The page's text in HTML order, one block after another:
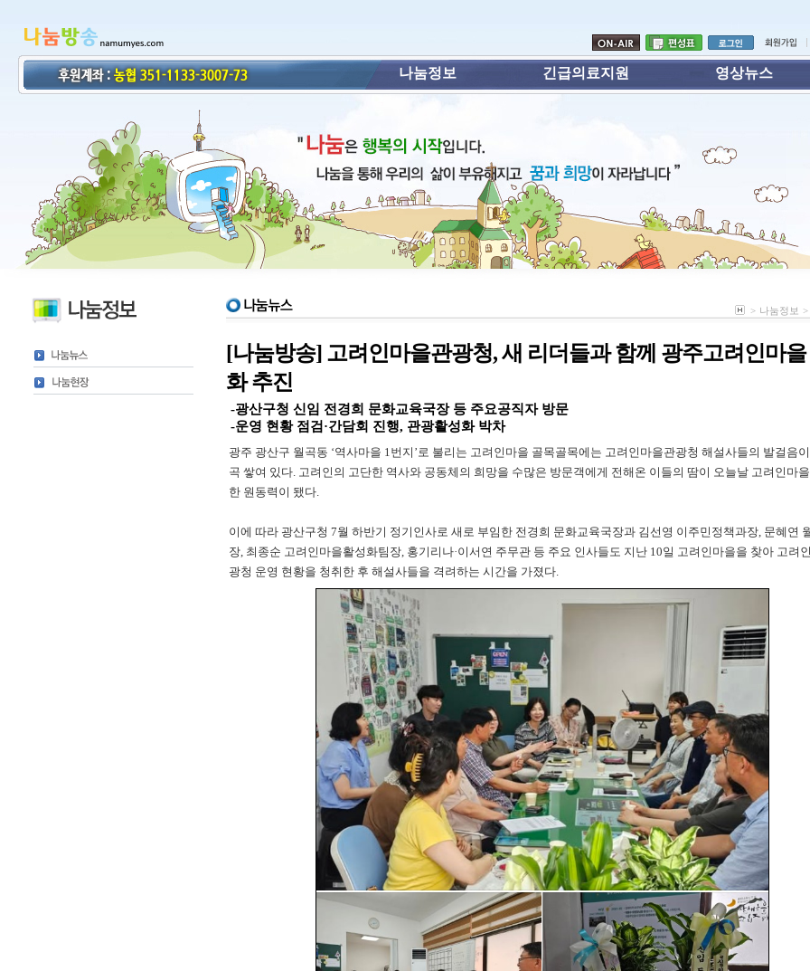
나눔정보 긴급의료지원 영상뉴스
> 나눔정보 >
[나눔방송] 고려인마을관광청, 새 리더들과 함께 광주고려인마을
화 추진
-광산구청 신임 전경희 문화교육국장 등 주요공직자 방문
-운영 현황 점검·간담회 진행, 관광활성화 박차
광주 광산구 월곡동 ‘역사마을 1번지’로 불리는 고려인마을 골목골목에는 고려인마을관광청 해설사들의 발걸음
곡 쌓여 있다. 고려인의 고단한 역사와 공동체의 희망을 수많은 방문객에게 전해온 이들의 땀이 오늘날 고려인마
한 원동력이 됐다.
이에 따라 광산구청 7월 하반기 정기인사로 새로 부임한 전경희 문화교육국장과 김선영 이주민정책과장, 문혜연
장, 최종순 고려인마을활성화팀장, 홍기리나·이서연 주무관 등 주요 인사들도 지난 10일 고려인마을을 찾아 고려
광청 운영 현황을 청취한 후 해설사들을 격려하는 시간을 가졌다.